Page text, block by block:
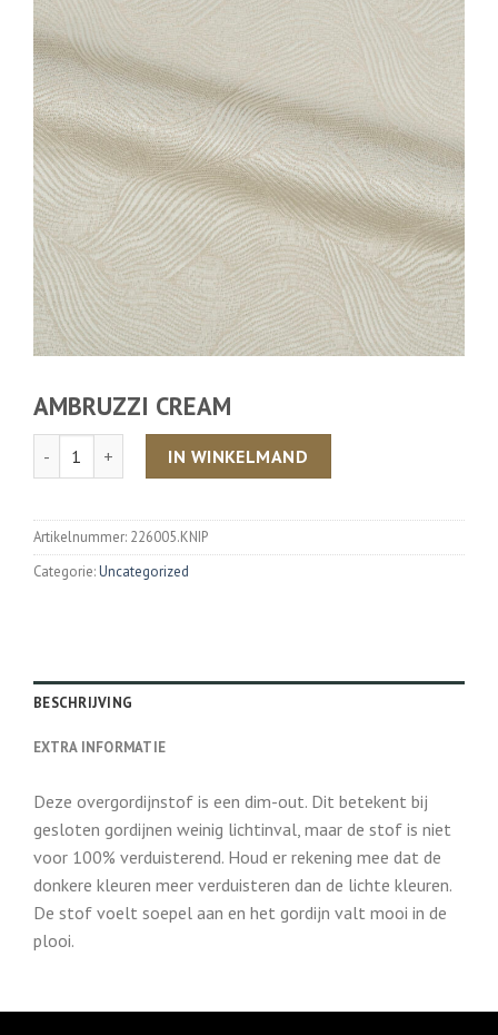
AMBRUZZI CREAM
Aantal IN WINKELMAND
Artikelnummer: 226005.KNIP
Categorie:Uncategorized
BESCHRIJVING
EXTRA INFORMATIE
Deze overgordijnstof is een dim-out. Dit betekent bij
gesloten gordijnen weinig lichtinval, maar de stof is niet
voor 100% verduisterend. Houd er rekening mee dat de
donkere kleuren meer verduisteren dan de lichte kleuren.
De stof voelt soepel aan en het gordijn valt mooi in de
plooi.